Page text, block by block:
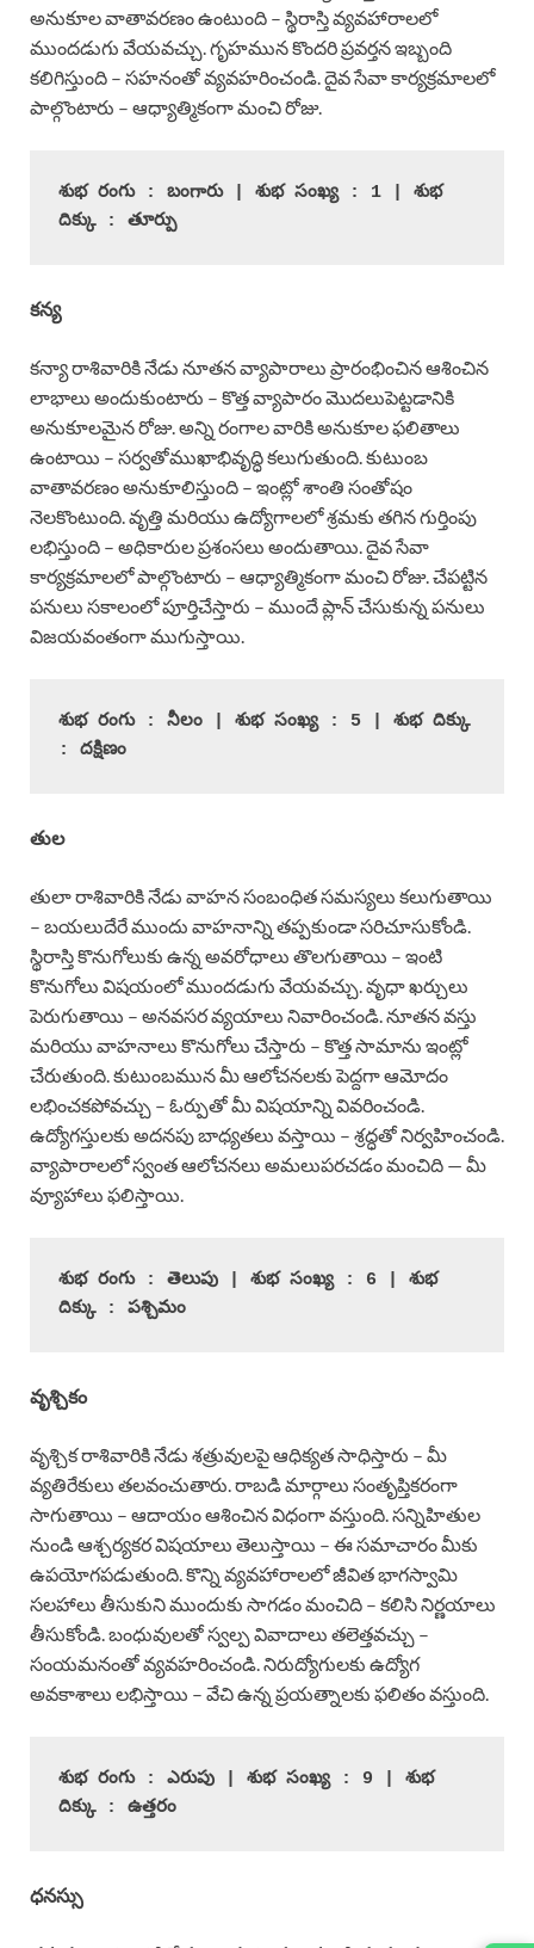
అనుకూల వాతావరణం ఉంటుంది – స్థిరాస్తి వ్యవహారాలలో
ముందడుగు వేయవచ్చు. గృహమున కొందరి ప్రవర్తన ఇబ్బంది
కలిగిస్తుంది – సహనంతో వ్యవహరించండి. దైవ సేవా కార్యక్రమాలలో
పాల్గొంటారు – ఆధ్యాత్మికంగా మంచి రోజు.
శుభ రంగు : బంగారు | శుభ సంఖ్య : 1 | శుభ
దిక్కు : తూర్పు
కన్య
కన్యా రాశివారికి నేడు నూతన వ్యాపారాలు ప్రారంభించిన ఆశించిన
లాభాలు అందుకుంటారు – కొత్త వ్యాపారం మొదలుపెట్టడానికి
అనుకూలమైన రోజు. అన్ని రంగాల వారికి అనుకూల ఫలితాలు
ఉంటాయి – సర్వతోముఖాభివృద్ధి కలుగుతుంది. కుటుంబ
వాతావరణం అనుకూలిస్తుంది – ఇంట్లో శాంతి సంతోషం
నెలకొంటుంది. వృత్తి మరియు ఉద్యోగాలలో శ్రమకు తగిన గుర్తింపు
లభిస్తుంది – అధికారుల ప్రశంసలు అందుతాయి. దైవ సేవా
కార్యక్రమాలలో పాల్గొంటారు – ఆధ్యాత్మికంగా మంచి రోజు. చేపట్టిన
పనులు సకాలంలో పూర్తిచేస్తారు – ముందే ప్లాన్ చేసుకున్న పనులు
విజయవంతంగా ముగుస్తాయి.
శుభ రంగు : నీలం | శుభ సంఖ్య : 5 | శుభ దిక్కు
: దక్షిణం
తుల
తులా రాశివారికి నేడు వాహన సంబంధిత సమస్యలు కలుగుతాయి
– బయలుదేరే ముందు వాహనాన్ని తప్పకుండా సరిచూసుకోండి.
స్థిరాస్తి కొనుగోలుకు ఉన్న అవరోధాలు తొలగుతాయి – ఇంటి
కొనుగోలు విషయంలో ముందడుగు వేయవచ్చు. వృధా ఖర్చులు
పెరుగుతాయి – అనవసర వ్యయాలు నివారించండి. నూతన వస్తు
మరియు వాహనాలు కొనుగోలు చేస్తారు – కొత్త సామాను ఇంట్లో
చేరుతుంది. కుటుంబమున మీ ఆలోచనలకు పెద్దగా ఆమోదం
లభించకపోవచ్చు – ఓర్పుతో మీ విషయాన్ని వివరించండి.
ఉద్యోగస్తులకు అదనపు బాధ్యతలు వస్తాయి – శ్రద్ధతో నిర్వహించండి.
వ్యాపారాలలో స్వంత ఆలోచనలు అమలుపరచడం మంచిది — మీ
వ్యూహాలు ఫలిస్తాయి.
శుభ రంగు : తెలుపు | శుభ సంఖ్య : 6 | శుభ
దిక్కు : పశ్చిమం
వృశ్చికం
వృశ్చిక రాశివారికి నేడు శత్రువులపై ఆధిక్యత సాధిస్తారు – మీ
వ్యతిరేకులు తలవంచుతారు. రాబడి మార్గాలు సంతృప్తికరంగా
సాగుతాయి – ఆదాయం ఆశించిన విధంగా వస్తుంది. సన్నిహితుల
నుండి ఆశ్చర్యకర విషయాలు తెలుస్తాయి – ఈ సమాచారం మీకు
ఉపయోగపడుతుంది. కొన్ని వ్యవహారాలలో జీవిత భాగస్వామి
సలహాలు తీసుకుని ముందుకు సాగడం మంచిది – కలిసి నిర్ణయాలు
తీసుకోండి. బంధువులతో స్వల్ప వివాదాలు తలెత్తవచ్చు –
సంయమనంతో వ్యవహరించండి. నిరుద్యోగులకు ఉద్యోగ
అవకాశాలు లభిస్తాయి – వేచి ఉన్న ప్రయత్నాలకు ఫలితం వస్తుంది.
శుభ రంగు : ఎరుపు | శుభ సంఖ్య : 9 | శుభ
దిక్కు : ఉత్తరం
ధనస్సు